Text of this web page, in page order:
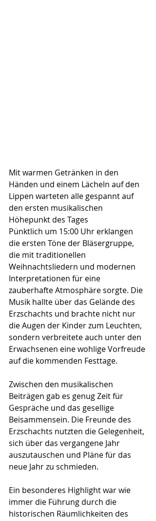
Mit warmen Getränken in den
Händen und einem Lächeln auf den
Lippen warteten alle gespannt auf
den ersten musikalischen
Höhepunkt des Tages
Pünktlich um 15:00 Uhr erklangen
die ersten Töne der Bläsergruppe,
die mit traditionellen
Weihnachtsliedern und modernen
Interpretationen für eine
zauberhafte Atmosphäre sorgte. Die
Musik hallte über das Gelände des
Erzschachts und brachte nicht nur
die Augen der Kinder zum Leuchten,
sondern verbreitete auch unter den
Erwachsenen eine wohlige Vorfreude
auf die kommenden Festtage.
Zwischen den musikalischen
Beiträgen gab es genug Zeit für
Gespräche und das gesellige
Beisammensein. Die Freunde des
Erzschachts nutzten die Gelegenheit,
sich über das vergangene Jahr
auszutauschen und Pläne für das
neue Jahr zu schmieden.
Ein besonderes Highlight war wie
immer die Führung durch die
historischen Räumlichkeiten des